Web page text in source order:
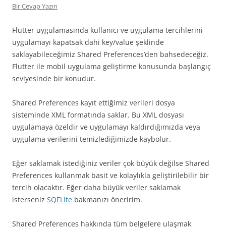
Bir Cevap Yazın
Flutter uygulamasında kullanıcı ve uygulama tercihlerini
uygulamayı kapatsak dahi key/value şeklinde
saklayabileceğimiz Shared Preferences’den bahsedeceğiz.
Flutter ile mobil uygulama geliştirme konusunda başlangıç
seviyesinde bir konudur.
Shared Preferences kayıt ettiğimiz verileri dosya
sisteminde XML formatında saklar. Bu XML dosyası
uygulamaya özeldir ve uygulamayı kaldırdığımızda veya
uygulama verilerini temizlediğimizde kaybolur.
Eğer saklamak istediğiniz veriler çok büyük değilse Shared
Preferences kullanmak basit ve kolaylıkla geliştirilebilir bir
tercih olacaktır. Eğer daha büyük veriler saklamak
isterseniz SQFLite bakmanızı öneririm.
Shared Preferences hakkında tüm belgelere ulaşmak